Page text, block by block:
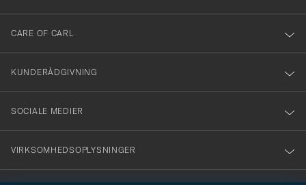
dig
till
vårt
nyhetsbrev!
CARE OF CARL
KUNDERÅDGIVNING
SOCIALE MEDIER
VIRKSOMHEDSOPLYSNINGER